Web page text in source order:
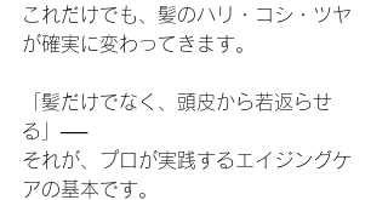
これだけでも、髪のハリ・コシ・ツヤ
が確実に変わってきます。
「髪だけでなく、頭皮から若返らせ
る」──
それが、プロが実践するエイジングケ
アの基本です。